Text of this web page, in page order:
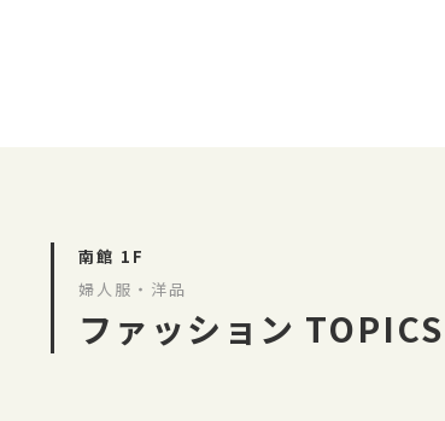
南館 1F
婦人服・洋品
ファッション TOPICS